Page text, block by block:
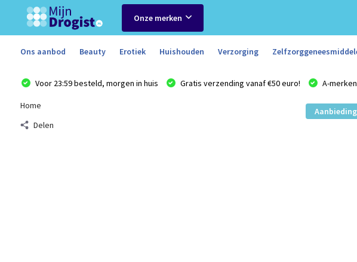
Onze merken
Ons aanbod Beauty Erotiek Huishouden Verzorging
Voor 23:59 besteld, morgen in huis Gratis verzending vanaf €50 euro! A-
Home
Aanbieding
Delen